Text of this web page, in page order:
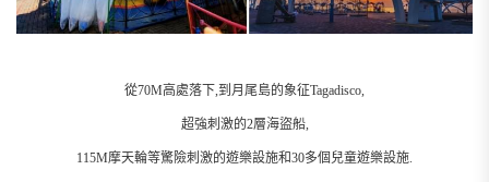
從70M高處落下,到月尾島的象征Tagadisco,
超強刺激的2層海盜船,
115M摩天輪等驚險刺激的遊樂設施和30多個兒童遊樂設施.